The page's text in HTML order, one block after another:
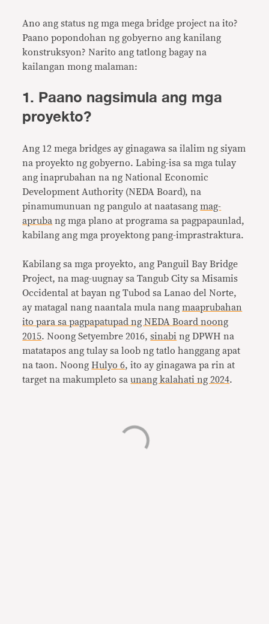
Ano ang status ng mga mega bridge project na ito?
Paano popondohan ng gobyerno ang kanilang
konstruksyon? Narito ang tatlong bagay na
kailangan mong malaman:
1. Paano nagsimula ang mga
proyekto?
Ang 12 mega bridges ay ginagawa sa ilalim ng siyam
na proyekto ng gobyerno. Labing-isa sa mga tulay
ang inaprubahan na ng National Economic
Development Authority (NEDA Board), na
pinamumunuan ng pangulo at naatasangmag-
apruba ng mga plano at programa sa pagpapaunlad,
kabilang ang mga proyektong pang-imprastraktura.
Kabilang sa mga proyekto, ang Panguil Bay Bridge
Project, na mag-uugnay sa Tangub City sa Misamis
Occidental at bayan ng Tubod sa Lanao del Norte,
ay matagal nang naantala mula nangmaaprubahan
ito para sa pagpapatupad ng NEDA Board noong
2015. Noong Setyembre 2016,sinabi ng DPWH na
matatapos ang tulay sa loob ng tatlo hanggang apat
na taon. NoongHulyo 6, ito ay ginagawa pa rin at
target na makumpleto saunang kalahati ng 2024.